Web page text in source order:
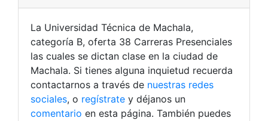
La Universidad Técnica de Machala,
categoría B, oferta 38 Carreras Presenciales
las cuales se dictan clase en la ciudad de
Machala. Si tienes alguna inquietud recuerda
contactarnos a través de nuestras redes
sociales, o regístrate y déjanos un
comentario en esta página. También puedes